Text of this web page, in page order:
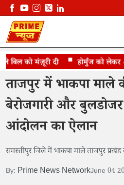
को मंज़ूरी दी होर्मुज को लेकर
समस्तीपुर में भाकपा माले की बैठक
ताजपुर में भाकपा माले
बेरोजगारी और
आंदोलन का ऐलान
समस्तीपुर जिले में भाकपा माले ताजपुर
By: Prime News NetworkJune 04